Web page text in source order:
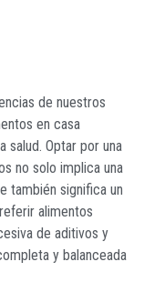
de nuestros
en casa
salud. Optar por una
no solo implica una
también significa un
alimentos
de aditivos y
y balanceada